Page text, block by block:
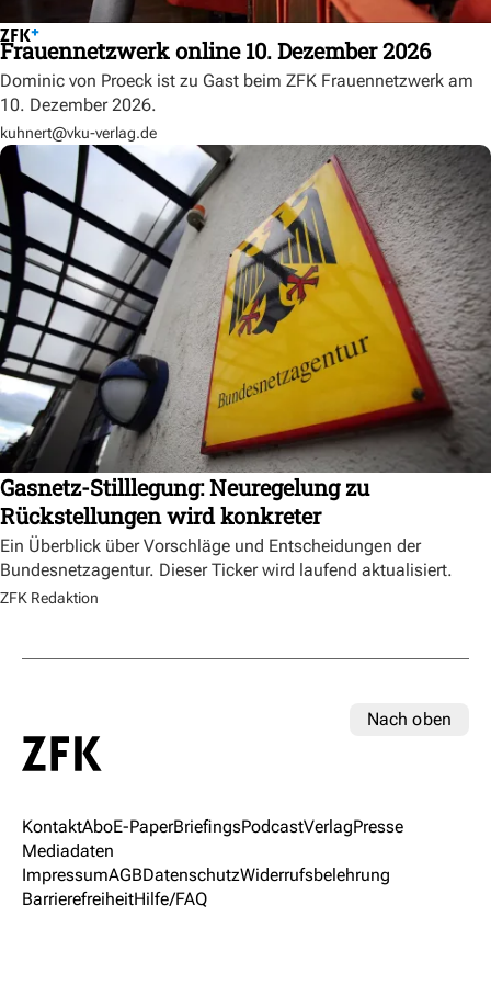
Frauennetzwerk online 10. Dezember 2026
Dominic von Proeck ist zu Gast beim ZFK Frauennetzwerk am
10. Dezember 2026.
kuhnert@vku-verlag.de
Gasnetz-Stilllegung: Neuregelung zu
Rückstellungen wird konkreter
Ein Überblick über Vorschläge und Entscheidungen der
Bundesnetzagentur. Dieser Ticker wird laufend aktualisiert.
ZFK Redaktion
Nach oben
KontaktAboE-PaperBriefingsPodcastVerlagPresse
Mediadaten
ImpressumAGBDatenschutzWiderrufsbelehrung
BarrierefreiheitHilfe/FAQ